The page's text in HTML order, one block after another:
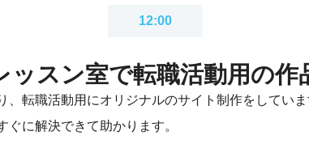
12:00
ッスン室で転職活動用の作
転職活動用にオリジナルのサイト制作をしてい
ぐに解決できて助かります。